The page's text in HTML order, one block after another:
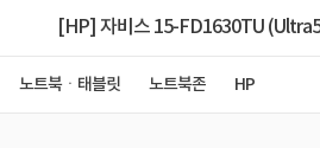
[HP] 자비스 15-FD1630TU
노트북ㆍ태블릿 노트북존 HP